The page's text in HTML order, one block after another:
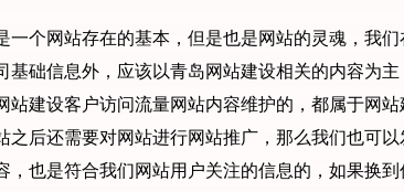
一个网站存在的基本，但是也是网站的灵魂，我
基础信息外，应该以青岛网站建设相关的内容为
站建设客户访问流量网站内容维护的，都属于网
之后还需要对网站进行网站推广，那么我们也可
，也是符合我们网站用户关注的信息的，如果换